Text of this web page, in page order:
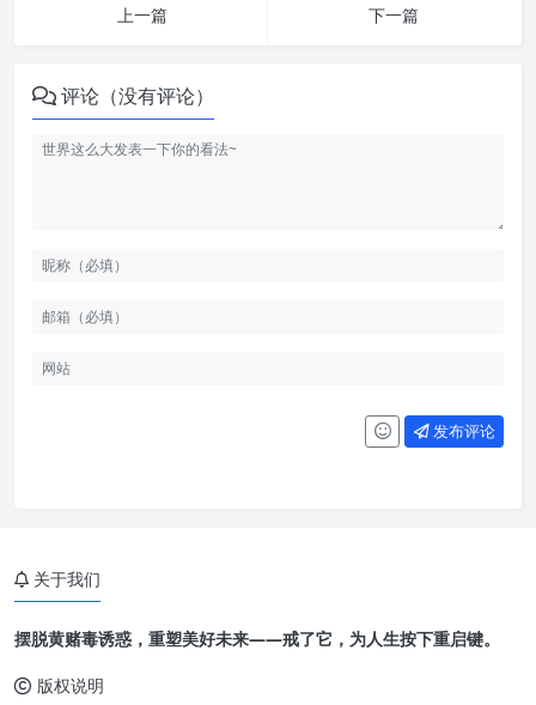
上一篇
下一篇
评论（没有评论）
发布评论
关于我们
摆脱黄赌毒诱惑，重塑美好未来——戒了它，为人生按下重启键。
版权说明